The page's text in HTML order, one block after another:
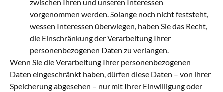
zwischen Ihren und unseren Interessen
vorgenommen werden. Solange noch nicht feststeht,
wessen Interessen überwiegen, haben Sie das Recht,
die Einschränkung der Verarbeitung Ihrer
personenbezogenen Daten zu verlangen.
Wenn Sie die Verarbeitung Ihrer personenbezogenen
Daten eingeschränkt haben, dürfen diese Daten – von ihrer
Speicherung abgesehen – nur mit Ihrer Einwilligung oder